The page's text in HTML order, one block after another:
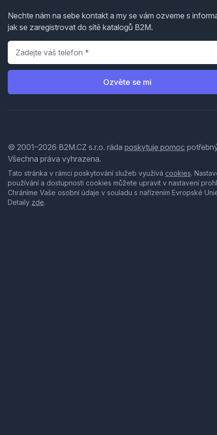
Nechte nám na sebe kontakt a my se vám ozveme s
jak se zaregistrovat do sítě katalogů B2M.
Telefon
Ozvěte se mi
© 2001–2026 B2M.CZ s.r.o. ráda poskytuje pomoc
Všechna práva vyhrazena.
Tato stránka v rámci poskytování služeb využívá cookies.
používání a dostupnosti cookies můžete upravit v nastavení
Chráníme Vaše osobní údaje v souladu s nařízením Evropské
Detaily zde.